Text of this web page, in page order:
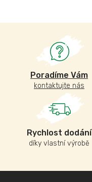
Poradíme Vám
kontaktujte nás
Rychlost dodání
díky vlastní výrobě